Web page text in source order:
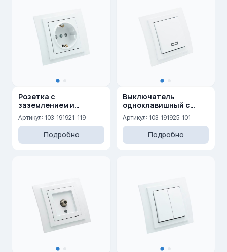
Розетка с
заземлением и
защитными шторками
16A, 250 V
Артикул: 103-191921-119
Подробно
Выключатель
одноклавишный с
подсветкой 10AX, 250 V
Артикул: 103-191925-101
Подробно